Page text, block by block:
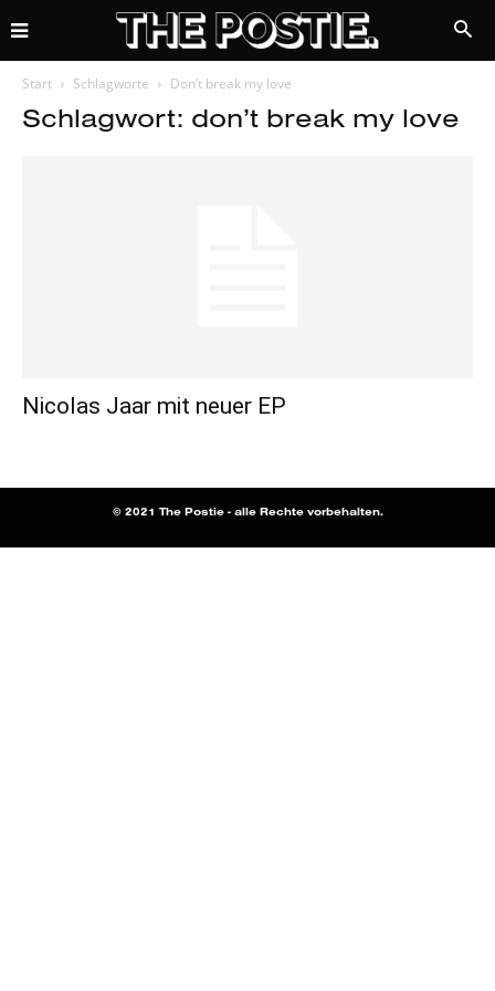
Start Schlagworte Don’t break my love
Schlagwort: don’t break my love
Nicolas Jaar mit neuer EP
© 2021 The Postie - alle Rechte vorbehalten.